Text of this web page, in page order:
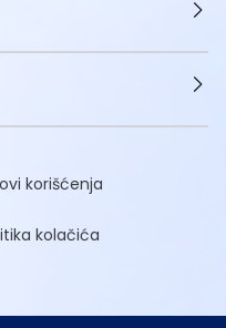
korišćenja
kolačića